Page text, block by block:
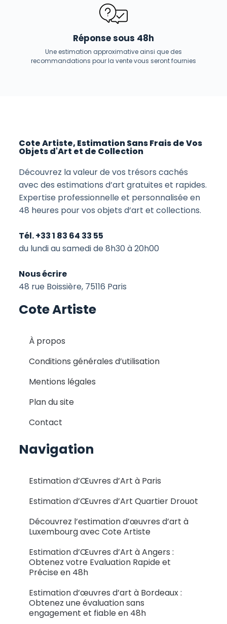
Réponse sous 48h
Une estimation approximative ainsi que des
recommandations pour la vente vous seront fournies
Cote Artiste, Estimation Sans Frais de Vos
Objets d'Art et de Collection
Découvrez la valeur de vos trésors cachés
avec des estimations d’art gratuites et rapides.
Expertise professionnelle et personnalisée en
48 heures pour vos objets d’art et collections.
Tél. +33 1 83 64 33 55
du lundi au samedi de 8h30 à 20h00
Nous écrire
48 rue Boissière, 75116 Paris
Cote Artiste
À propos
Conditions générales d’utilisation
Mentions légales
Plan du site
Contact
Navigation
Estimation d’Œuvres d’Art à Paris
Estimation d’Œuvres d’Art Quartier Drouot
Découvrez l’estimation d’œuvres d’art à
Luxembourg avec Cote Artiste
Estimation d’Œuvres d’Art à Angers :
Obtenez votre Evaluation Rapide et
Précise en 48h
Estimation d’œuvres d’art à Bordeaux :
Obtenez une évaluation sans
engagement et fiable en 48h